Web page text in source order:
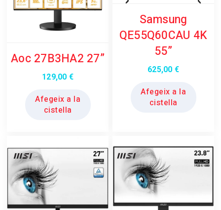
Aoc 27B3HA2 27”
129,00 €
Afegeix a la
cistella
Samsung
QE55Q60CAU 4K
55”
625,00 €
Afegeix a la
cistella